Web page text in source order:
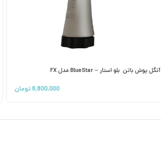
آنگل پوش باتن بلو استار – BlueStar مدل FX
6,800,000تومان